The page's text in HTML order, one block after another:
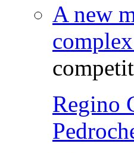
A new
Regino